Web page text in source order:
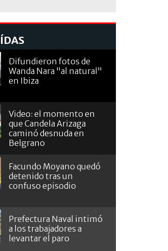
Difundieron fotos de
Wanda Nara "al natural"
en Ibiza
Video: el momento en
que Candela Arizaga
caminó desnuda en
Belgrano
Facundo Moyano quedó
detenido tras un
confuso episodio
Prefectura Naval intimó
a los trabajadores a
levantar el paro